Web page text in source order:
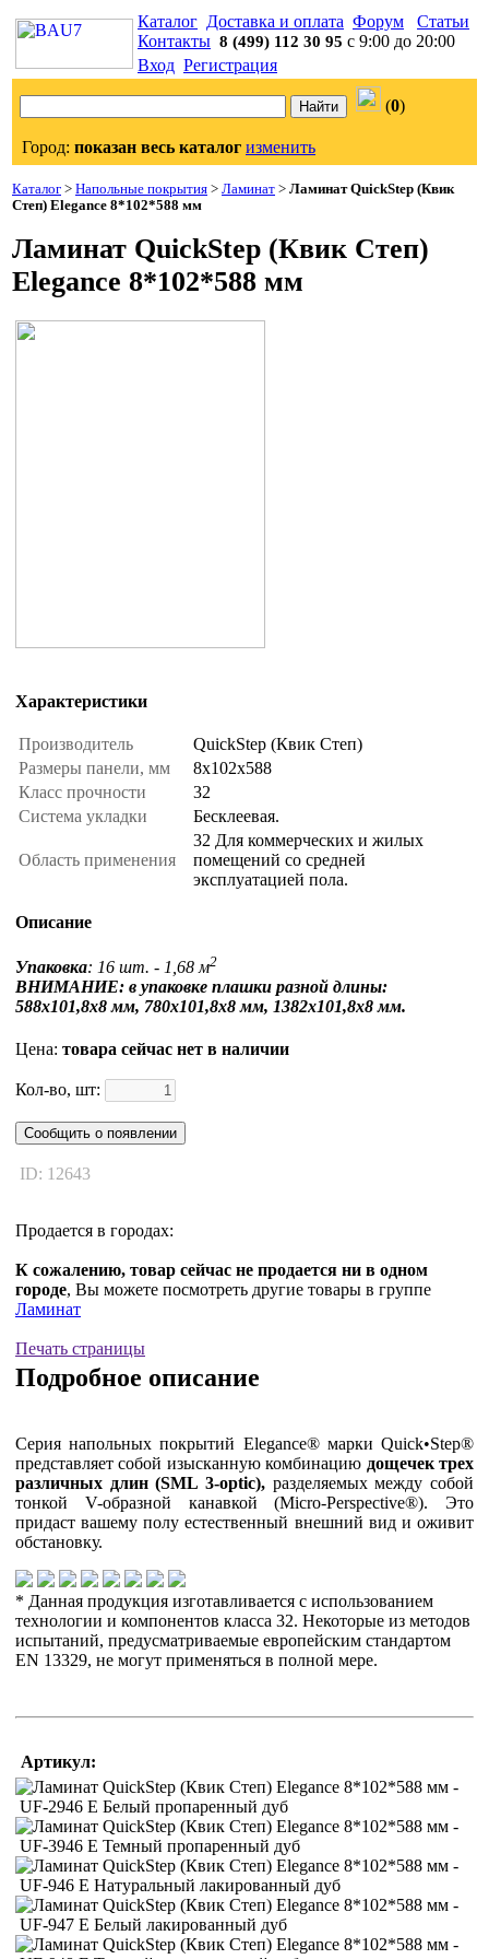
Каталог Доставка и оплата Форум
Статьи
Контакты 8 (499) 112 30 95 с 9:00 до 20:00
Вход Регистрация
(0)
Город: показан весь каталог изменить
Каталог > Напольные покрытия > Ламинат > Ламинат QuickStep (Квик
Степ) Elegance 8*102*588 мм
Ламинат QuickStep (Квик Степ)
Elegance 8*102*588 мм
Характеристики
Производитель
QuickStep (Квик Степ)
Размеры панели, мм
8x102x588
Класс прочности
32
Система укладки
Бесклеевая.
Область применения
32 Для коммерческих и жилых
помещений со средней
эксплуатацией пола.
Описание
Упаковка: 16 шт. - 1,68 м2
ВНИМАНИЕ: в упаковке плашки разной длины:
588x101,8x8 мм, 780x101,8x8 мм, 1382x101,8x8 мм.
Цена: товара сейчас нет в наличии
Кол-во, шт:
Сообщить о появлении
ID: 12643
Продается в городах:
К сожалению, товар сейчас не продается ни в одном
городе, Вы можете посмотреть другие товары в группе
Ламинат
Печать страницы
Подробное описание
Серия напольных покрытий Elegance® марки Quick•Step®
представляет собой изысканную комбинацию дощечек трех
различных длин (SML 3-optic), разделяемых между собой
тонкой V-образной канавкой (Micro-Perspective®). Это
придаст вашему полу естественный внешний вид и оживит
обстановку.
* Данная продукция изготавливается с использованием
технологии и компонентов класса 32. Некоторые из методов
испытаний, предусматриваемые европейским стандартом
EN 13329, не могут применяться в полной мере.
Артикул:
UF-2946 E Белый пропаренный дуб
UF-3946 E Темный пропаренный дуб
UF-946 Е Натуральный лакированный дуб
UF-947 Е Белый лакированный дуб